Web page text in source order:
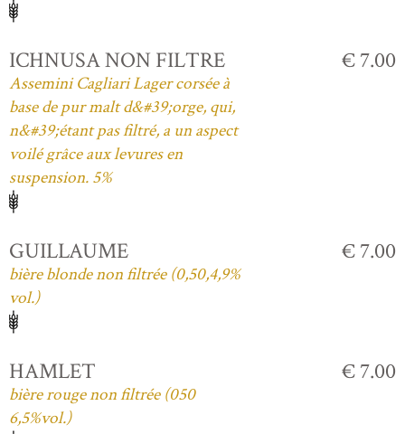
ICHNUSA NON FILTRE
Assemini Cagliari Lager corsée à
base de pur malt d&#39;orge, qui,
n&#39;étant pas filtré, a un aspect
voilé grâce aux levures en
suspension. 5%
€ 7.00
GUILLAUME
bière blonde non filtrée (0,50,4,9%
vol.)
€ 7.00
HAMLET
bière rouge non filtrée (050
6,5%vol.)
€ 7.00